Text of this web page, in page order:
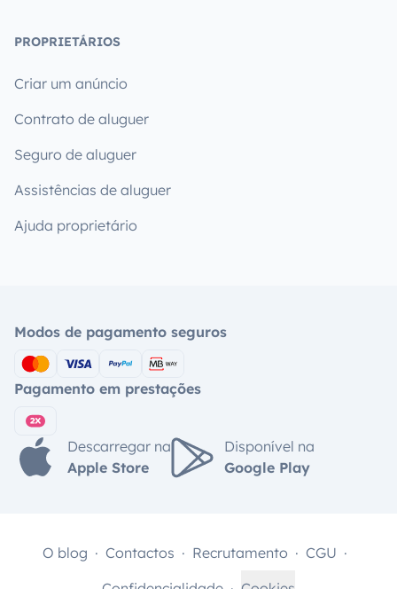
PROPRIETÁRIOS
Criar um anúncio
Contrato de aluguer
Seguro de aluguer
Assistências de aluguer
Ajuda proprietário
Modos de pagamento seguros
Pagamento em prestações
Descarregar na
Apple Store
Disponível na
Google Play
O blog Contactos Recrutamento
CGU